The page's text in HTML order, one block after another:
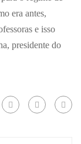
era antes,
e isso
presidente do